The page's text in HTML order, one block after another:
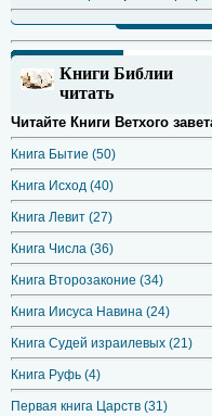
Книги Библии
читать
Читайте Книги Ветхого
Книга Бытие (50)
Книга Исход (40)
Книга Левит (27)
Книга Числа (36)
Книга Второзаконие (34)
Книга Иисуса Навина (24)
Книга Судей израилевых (21)
Книга Руфь (4)
Первая книга Царств (31)